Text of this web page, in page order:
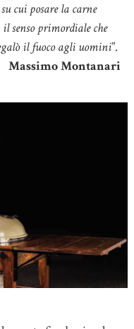
cui posare la carne
senso primordiale che
il fuoco agli uomini”.
Massimo Montanari